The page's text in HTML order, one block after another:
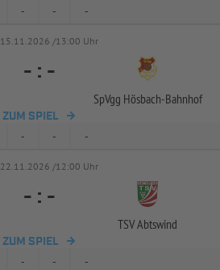
- - -
15.11.2026 /13:00 Uhr
- : -
SpVgg Hösbach-Bahnhof
ZUM SPIEL
- - -
22.11.2026 /12:00 Uhr
- : -
TSV Abtswind
ZUM SPIEL
- - -